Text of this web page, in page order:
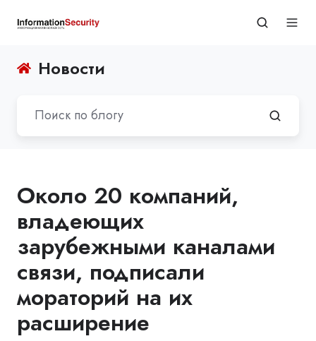
Новости
Около 20 компаний,
владеющих
зарубежными каналами
связи, подписали
мораторий на их
расширение